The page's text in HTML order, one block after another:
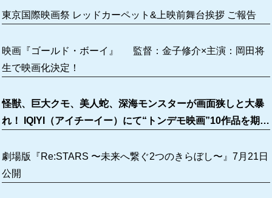
東京国際映画祭 レッドカーペット&上映前舞台挨拶 ご報告
映画『ゴールド・ボーイ』 監督：金子修介×主演：岡田将
生で映画化決定！
怪獣、巨大クモ、美人蛇、深海モンスターが画面狭しと大暴
れ！ IQIYI（アイチーイー）にて“トンデモ映画”10作品を期間
劇場版『Re:STARS 〜未来へ繋ぐ2つのきらぼし〜』7月21日
公開